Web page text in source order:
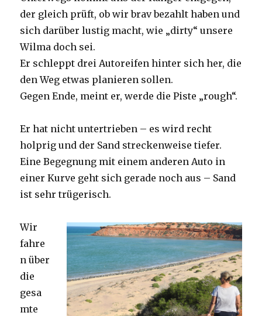
der gleich prüft, ob wir brav bezahlt haben und
sich darüber lustig macht, wie „dirty“ unsere
Wilma doch sei.
Er schleppt drei Autoreifen hinter sich her, die
den Weg etwas planieren sollen.
Gegen Ende, meint er, werde die Piste „rough“.
Er hat nicht untertrieben – es wird recht
holprig und der Sand streckenweise tiefer.
Eine Begegnung mit einem anderen Auto in
einer Kurve geht sich gerade noch aus – Sand
ist sehr trügerisch.
Wir
fahre
n über
die
gesa
mte